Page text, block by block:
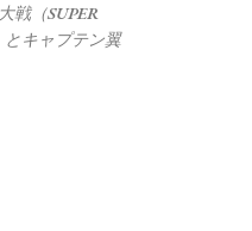
戦（SUPER
とキャプテン翼